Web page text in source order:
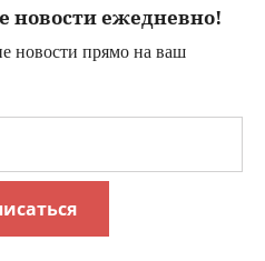
новости ежедневно!
новости прямо на ваш